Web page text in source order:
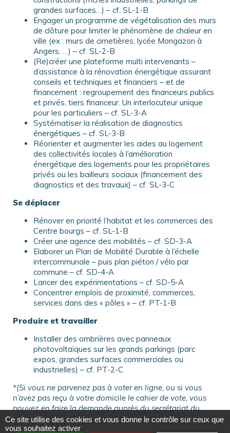
grandes surfaces…) – cf. SL-1-B
Engager un programme de végétalisation des murs
de clôture pour limiter le phénomène de chaleur en
ville (ex : murs de cimetières, lycée Mongazon à
Angers, …) – cf. SL-2-B
(Re)créer une plateforme multi intervenants –
d’assistance à la rénovation énergétique assurant
conseils et techniques et financiers – et de
financement : regroupement des financeurs publics
et privés, tiers financeur. Un interlocuteur unique
pour les particuliers – cf. SL-3-A
Systématiser la réalisation de diagnostics
énergétiques – cf. SL-3-B
Réorienter et augmenter les aides au logement
des collectivités locales à l’amélioration
énergétique des logements pour les propriétaires
privés ou les bailleurs sociaux (financement des
diagnostics et des travaux) – cf. SL-3-C
Se déplacer
Rénover en priorité l’habitat et les commerces des
Centre bourgs – cf. SL-1-B
Créer une agence des mobilités – cf. SD-3-A
Elaborer un Plan de Mobilité Durable à l’échelle
intercommunale – puis plan piéton / vélo par
commune – cf. SD-4-A
Lancer des expérimentations – cf. SD-5-A
Concentrer emplois de proximité, commerces,
services dans des « pôles » – cf. PT-1-B
Produire et travailler
Installer des ombrières avec panneaux
photovoltaïques sur les grands parkings (parc
expos, grandes surfaces commerciales ou
industrielles) – cf. PT-2-C
*(Si vous ne parvenez pas à voter en ligne, ou si vous
n’avez pas reçu à votre domicile le cahier de vote, vous
pouvez en faire la demande auprès du secrétariat du
Conseil de développement.)
Ce site utilise des cookies et vous donne le contrôle sur ceux que
vous souhaitez activer